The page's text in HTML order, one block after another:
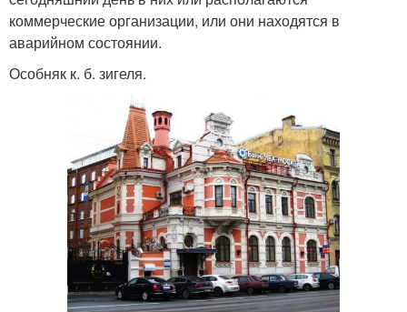
коммерческие организации, или они находятся в
аварийном состоянии.
Особняк к. б. зигеля.